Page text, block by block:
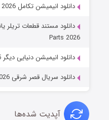
دانلود انیمیشن تکامل Evolution 2026
Parts 2026
دانلود انیمیشن دنیایی دیگر Another World 2025
دانلود سریال قصر شرقی The East Palace 2026
آپدیت شده‌ها